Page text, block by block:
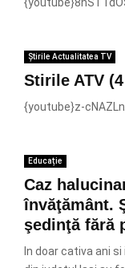
Știrile Actualitatea TV
Stirile ATV
{youtube}z-
Educație
Caz
învăţământ.
şedinţă fără
In doar cativa ani